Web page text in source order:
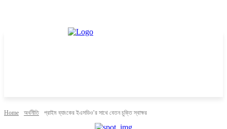
Home অর্থনীতি প্রাইম ব্যাংকের ইএসডিও’র সাথে বেতন চুক্তি স্বাক্ষর